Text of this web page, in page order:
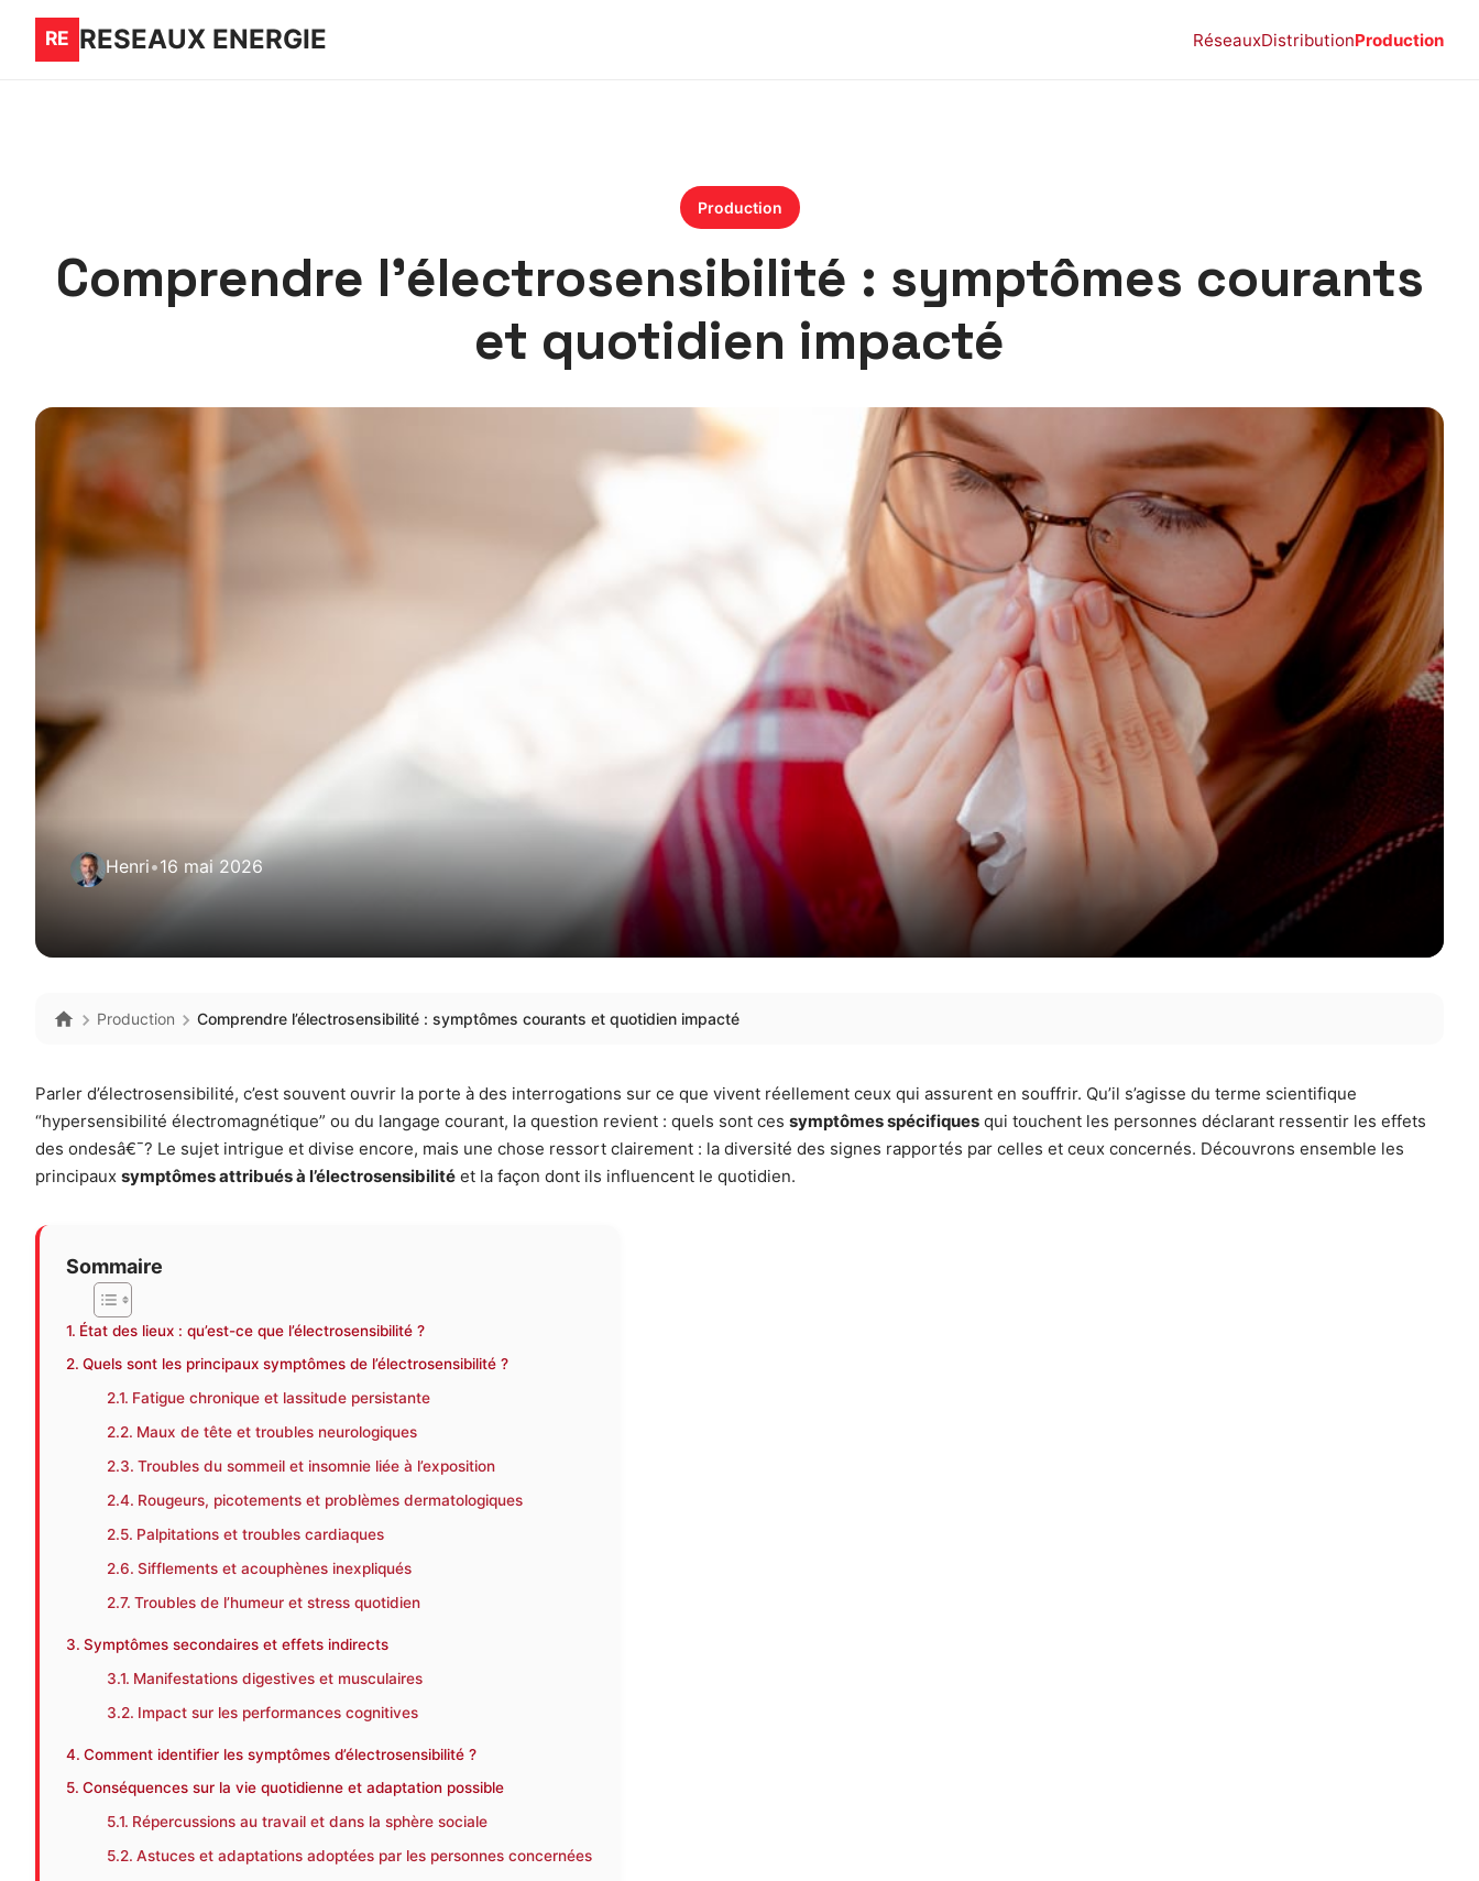
RESEAUX ENERGIE RéseauxDistributionProduction
Production
Comprendre l’électrosensibilité : symptômes courants
et quotidien impacté
Henri•16 mai 2026
Production Comprendre l’électrosensibilité : symptômes courants et quotidien impacté
Parler d’électrosensibilité, c’est souvent ouvrir la porte à des interrogations sur ce que vivent réellement ceux qui assurent en souffrir. Qu’il s’agisse du terme scientifique
“hypersensibilité électromagnétique” ou du langage courant, la question revient : quels sont ces symptômes spécifiques qui touchent les personnes déclarant ressentir les effets
des ondesâ€¯? Le sujet intrigue et divise encore, mais une chose ressort clairement : la diversité des signes rapportés par celles et ceux concernés. Découvrons ensemble les
principaux symptômes attribués à l’électrosensibilité et la façon dont ils influencent le quotidien.
Sommaire
État des lieux : qu’est-ce que l’électrosensibilité ?
Quels sont les principaux symptômes de l’électrosensibilité ?
Fatigue chronique et lassitude persistante
Maux de tête et troubles neurologiques
Troubles du sommeil et insomnie liée à l’exposition
Rougeurs, picotements et problèmes dermatologiques
Palpitations et troubles cardiaques
Sifflements et acouphènes inexpliqués
Troubles de l’humeur et stress quotidien
Symptômes secondaires et effets indirects
Manifestations digestives et musculaires
Impact sur les performances cognitives
Comment identifier les symptômes d’électrosensibilité ?
Conséquences sur la vie quotidienne et adaptation possible
Répercussions au travail et dans la sphère sociale
Astuces et adaptations adoptées par les personnes concernées